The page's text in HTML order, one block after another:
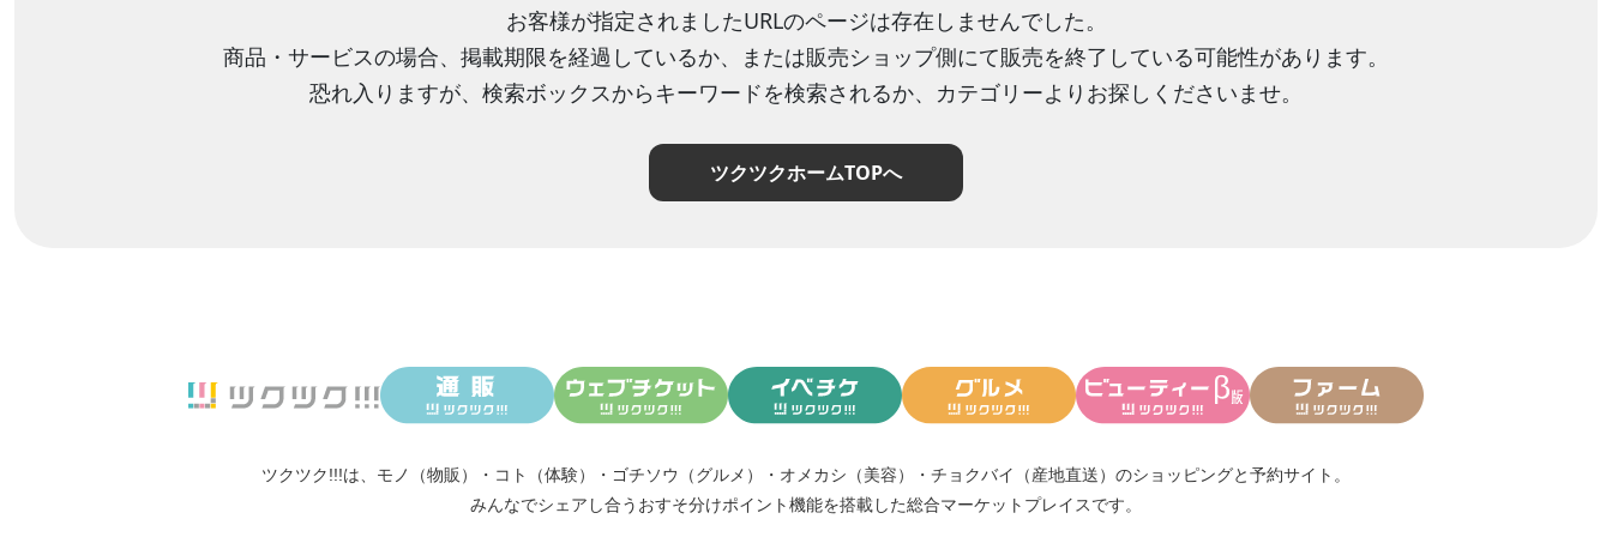
お客様が指定されましたURLのページは存在しませんでした。
商品・サービスの場合、掲載期限を経過しているか、または販売ショップ側にて販売を終了している可能性があります。
恐れ入りますが、検索ボックスからキーワードを検索されるか、カテゴリーよりお探しくださいませ。
ツクツクホームTOPへ
ツクツク!!!は、 モノ（物販） ・ コト（体験） ・ ゴチソウ（グルメ） ・ オメカシ（美容） ・ チョクバイ（産地直送） のショッピングと予約サイト。
みんなでシェアし合う おすそ分けポイント機能を搭載した総合マーケットプレイスです。